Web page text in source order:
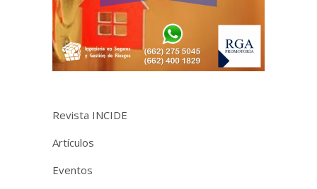
Revista INCIDE
Artículos
Eventos